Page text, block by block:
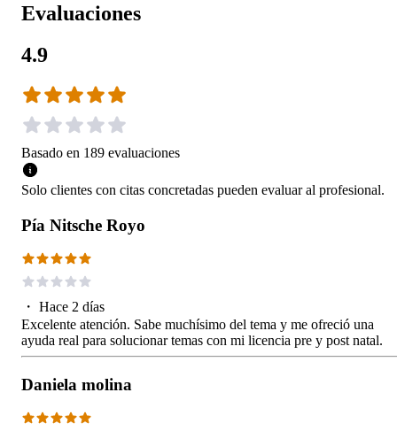
Evaluaciones
4.9
Basado en 189 evaluaciones
Solo clientes con citas concretadas pueden evaluar al profesional.
Pía Nitsche Royo
・ Hace 2 días
Excelente atención. Sabe muchísimo del tema y me ofreció una
ayuda real para solucionar temas con mi licencia pre y post natal.
Daniela molina